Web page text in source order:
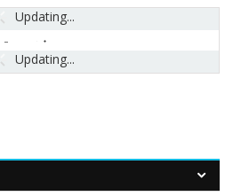
Updating...
Updating...
-